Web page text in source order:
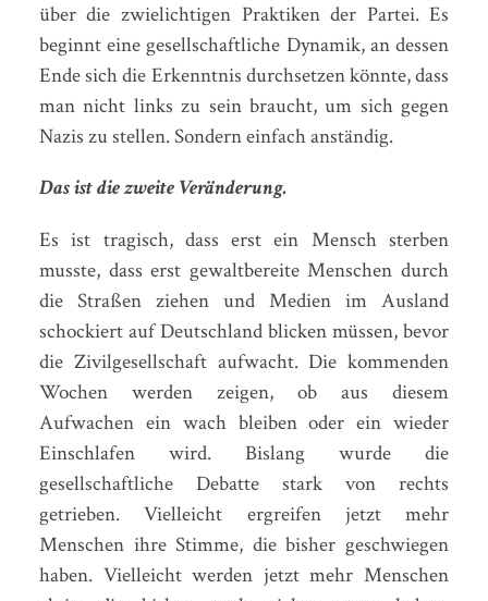
über die zwielichtigen Praktiken der Partei. Es
beginnt eine gesellschaftliche Dynamik, an dessen
Ende sich die Erkenntnis durchsetzen könnte, dass
man nicht links zu sein braucht, um sich gegen
Nazis zu stellen. Sondern einfach anständig.
Das ist die zweite Veränderung.
Es ist tragisch, dass erst ein Mensch sterben
musste, dass erst gewaltbereite Menschen durch
die Straßen ziehen und Medien im Ausland
schockiert auf Deutschland blicken müssen, bevor
die Zivilgesellschaft aufwacht. Die kommenden
Wochen werden zeigen, ob aus diesem
Aufwachen ein wach bleiben oder ein wieder
Einschlafen wird. Bislang wurde die
gesellschaftliche Debatte stark von rechts
getrieben. Vielleicht ergreifen jetzt mehr
Menschen ihre Stimme, die bisher geschwiegen
haben. Vielleicht werden jetzt mehr Menschen